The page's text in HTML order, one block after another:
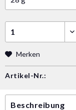
Merken
Artikel-Nr.:
Beschreibung